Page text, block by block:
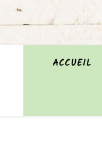
ACCUEIL